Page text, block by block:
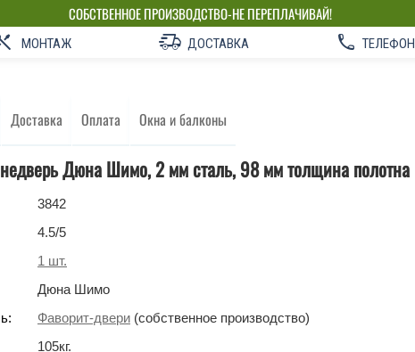
СОБСТВЕННОЕ ПРОИЗВОДСТВО-НЕ ПЕРЕПЛАЧИВАЙ!
МОНТАЖ ДОСТАВКА ТЕЛЕФОН
Доставка Оплата Окна и балконы
Дюна Шимо, 2 мм сталь, 98 мм толщина полотна
3842
4.5/5
1 шт.
Дюна Шимо
Фаворит-двери (собственное производство)
105кг.